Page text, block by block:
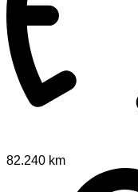
82.240 km